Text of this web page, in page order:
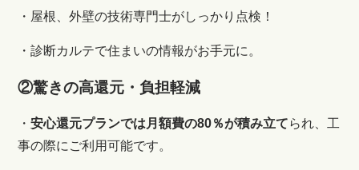
・屋根、外壁の技術専門士がしっかり点検！
・診断カルテで住まいの情報がお手元に。
②驚きの高還元・負担軽減
・安心還元プランでは月額費の80％が積み立てられ、工
事の際にご利用可能です。